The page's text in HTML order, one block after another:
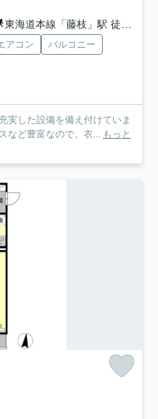
東海道本線「藤枝」駅 徒歩29分
アコン
バルコニー
実した設備を備え付けていま
など豊富なので、衣...
もっと